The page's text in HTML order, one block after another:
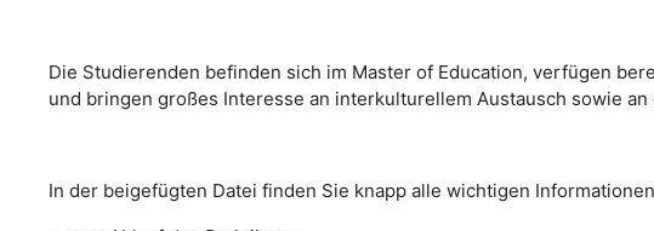
Die Studierenden befinden sich im Master of Education, verfügen
und bringen großes Interesse an interkulturellem Austausch sowie
In der beigefügten Datei finden Sie knapp alle wichtigen